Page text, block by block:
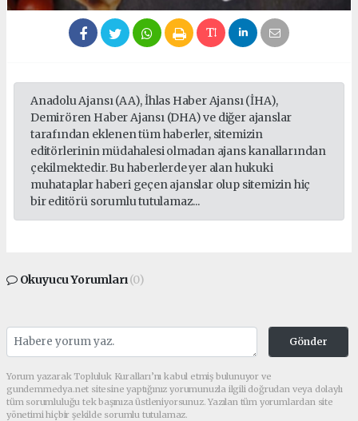
Anadolu Ajansı (AA), İhlas Haber Ajansı (İHA),
Demirören Haber Ajansı (DHA) ve diğer ajanslar
tarafından eklenen tüm haberler, sitemizin
editörlerinin müdahalesi olmadan ajans kanallarından
çekilmektedir. Bu haberlerde yer alan hukuki
muhataplar haberi geçen ajanslar olup sitemizin hiç
bir editörü sorumlu tutulamaz...
Okuyucu Yorumları(0)
Gönder
Yorum yazarak Topluluk Kuralları’nı kabul etmiş bulunuyor ve
gundemmedya.net sitesine yaptığınız yorumunuzla ilgili doğrudan veya dolaylı
tüm sorumluluğu tek başınıza üstleniyorsunuz. Yazılan tüm yorumlardan site
yönetimi hiçbir şekilde sorumlu tutulamaz.